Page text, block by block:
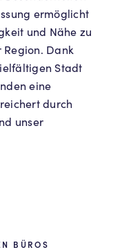
ermöglicht
und Nähe zu
Dank
Stadt
eine
durch
unser
BÜROS